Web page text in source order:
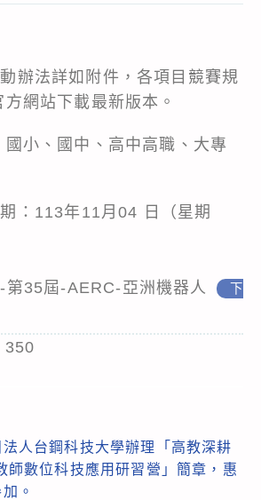
辦法詳如附件，各項目競賽規
網站下載最新版本。
小、國中、高中高職、大專
：113年11月04 日（星期
35屆-AERC-亞洲機器人
下
350
人台鋼科技大學辦理「高教深耕
師數位科技應用研習營」簡章，惠
。